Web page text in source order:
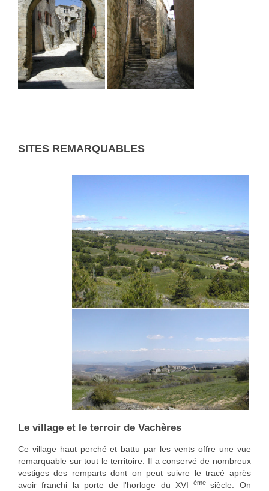
SITES REMARQUABLES
Le village et le terroir de Vachères
Ce village haut perché et battu par les vents offre une vue
remarquable sur tout le territoire. Il a conservé de nombreux
vestiges des remparts dont on peut suivre le tracé après
avoir franchi la porte de l'horloge du XVIème siècle. On